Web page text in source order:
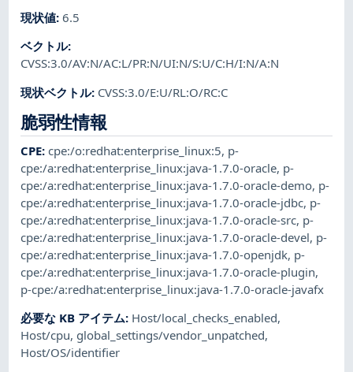
現状値:6.5
ベクトル:
CVSS:3.0/AV:N/AC:L/PR:N/UI:N/S:U/C:H/I:N/A:N
現状ベクトル: CVSS:3.0/E:U/RL:O/RC:C
脆弱性情報
CPE:cpe:/o:redhat:enterprise_linux:5, p-
cpe:/a:redhat:enterprise_linux:java-1.7.0-oracle, p-
cpe:/a:redhat:enterprise_linux:java-1.7.0-oracle-demo, p-
cpe:/a:redhat:enterprise_linux:java-1.7.0-oracle-jdbc, p-
cpe:/a:redhat:enterprise_linux:java-1.7.0-oracle-src, p-
cpe:/a:redhat:enterprise_linux:java-1.7.0-oracle-devel, p-
cpe:/a:redhat:enterprise_linux:java-1.7.0-openjdk, p-
cpe:/a:redhat:enterprise_linux:java-1.7.0-oracle-plugin,
p-cpe:/a:redhat:enterprise_linux:java-1.7.0-oracle-javafx
必要な KB アイテム: Host/local_checks_enabled,
Host/cpu, global_settings/vendor_unpatched,
Host/OS/identifier